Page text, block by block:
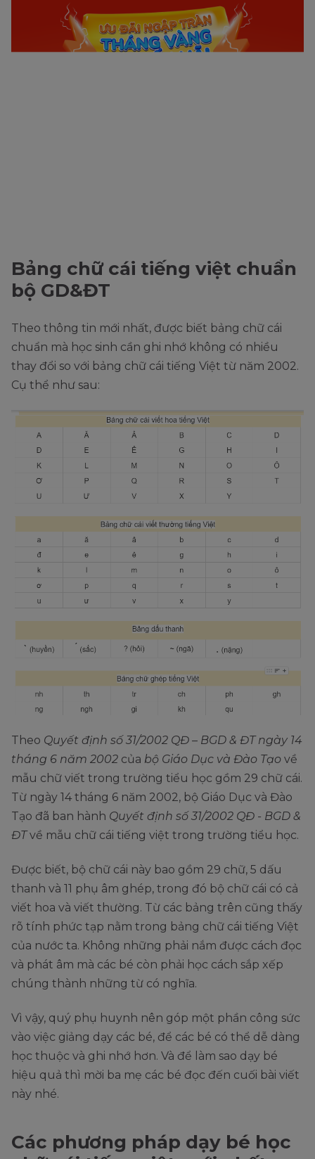
Bảng chữ cái tiếng việt chuẩn
bộ GD&ĐT
Theo thông tin mới nhất, được biết bảng chữ cái
chuẩn mà học sinh cần ghi nhớ không có nhiều
thay đổi so với bảng chữ cái tiếng Việt từ năm 2002.
Cụ thể như sau:
Theo Quyết định số 31/2002 QĐ – BGD & ĐT ngày 14
tháng 6 năm 2002 của bộ Giáo Dục và Đào Tạo về
mẫu chữ viết trong trường tiểu học gồm 29 chữ cái.
Từ ngày 14 tháng 6 năm 2002, bộ Giáo Dục và Đào
Tạo đã ban hành Quyết định số 31/2002 QĐ - BGD &
ĐTvề mẫu chữ cái tiếng việt trong trường tiểu học.
Được biết, bộ chữ cái này bao gồm 29 chữ, 5 dấu
thanh và 11 phụ âm ghép, trong đó bộ chữ cái có cả
viết hoa và viết thường. Từ các bảng trên cũng thấy
rõ tính phức tạp nằm trong bảng chữ cái tiếng Việt
của nước ta. Không những phải nắm được cách đọc
và phát âm mà các bé còn phải học cách sắp xếp
chúng thành những từ có nghĩa.
Vì vậy, quý phụ huynh nên góp một phần công sức
vào việc giảng dạy các bé, để các bé có thể dễ dàng
học thuộc và ghi nhớ hơn. Và để làm sao dạy bé
hiệu quả thì mời ba mẹ các bé đọc đến cuối bài viết
này nhé.
Các phương pháp dạy bé học